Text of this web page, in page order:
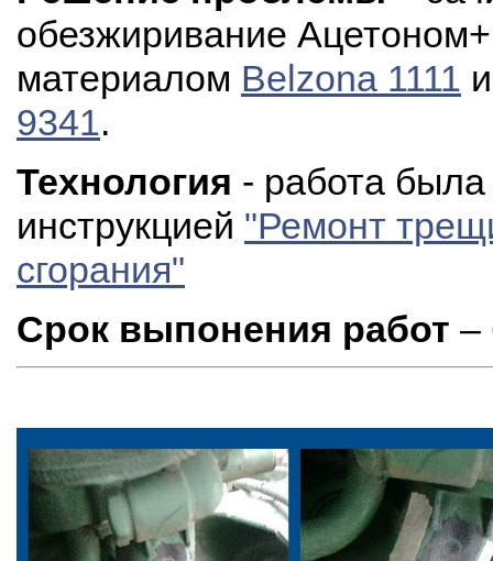
обезжиривание
материалом Belzona 1111
9341.
Технология - работа
инструкцией "Ремонт
сгорания"
Срок выпонения работ –